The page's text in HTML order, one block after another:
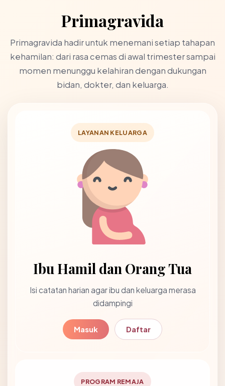
Primagravida
Primagravida hadir untuk menemani setiap tahapan
kehamilan: dari rasa cemas di awal trimester sampai
momen menunggu kelahiran dengan dukungan
bidan, dokter, dan keluarga.
LAYANAN KELUARGA
Ibu Hamil dan Orang Tua
Isi catatan harian agar ibu dan keluarga merasa
didampingi
Masuk Daftar
PROGRAM REMAJA